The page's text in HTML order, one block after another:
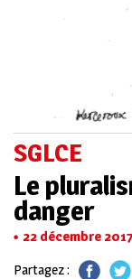
SGLCE
Le
danger
22 décembre 2017
Partagez :